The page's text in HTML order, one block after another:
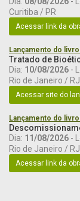
Curitiba / PR
Acessar link da
Lançamento do
Tratado de
Dia: 10/08/2026 -
Rio de Janeiro / RJ
Acessar site do
Lançamento do
Dia: 11/08/2026 -
Rio de Janeiro / RJ
Acessar link da